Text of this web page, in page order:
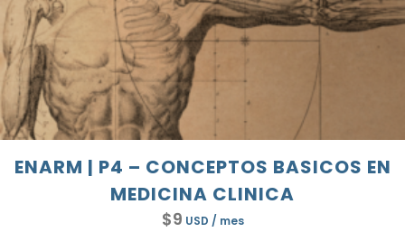
ENARM | P4 – CONCEPTOS BASICOS EN
MEDICINA CLINICA
$9 USD / mes